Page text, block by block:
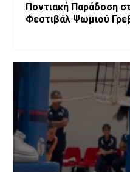
Ποντιακή Παράδοση
Φεστιβάλ Ψωμιού